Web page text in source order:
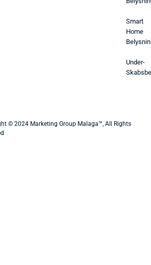
Smart
Home
Under-
© 2024 Marketing Group Malaga™, All Rights